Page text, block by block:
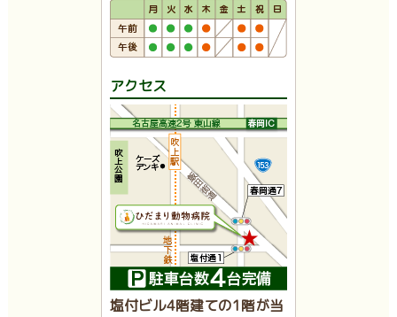
アクセス
塩付ビル4階建ての1階が当